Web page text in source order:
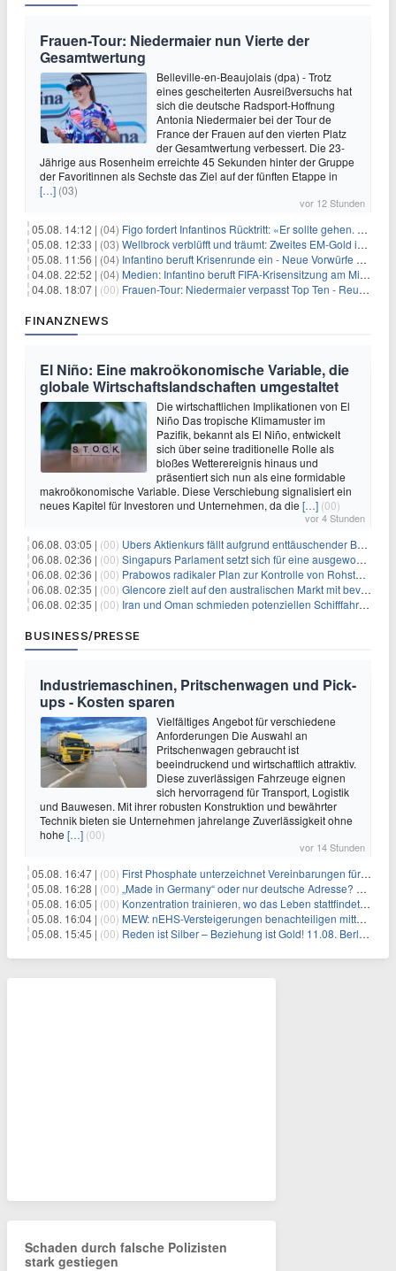
Frauen-Tour: Niedermaier nun Vierte der
Gesamtwertung
Belleville-en-Beaujolais (dpa) - Trotz
eines gescheiterten Ausreißversuchs hat
sich die deutsche Radsport-Hoffnung
Antonia Niedermaier bei der Tour de
France der Frauen auf den vierten Platz
der Gesamtwertung verbessert. Die 23-
Jährige aus Rosenheim erreichte 45 Sekunden hinter der Gruppe
der Favoritinnen als Sechste das Ziel auf der fünften Etappe in
[…] (03)
vor 12 Stunden
05.08. 14:12 | (04) Figo fordert Infantinos Rücktritt: «Er sollte gehen. Jetzt»
05.08. 12:33 | (03) Wellbrock verblüfft und träumt: Zweites EM-Gold in Paris
05.08. 11:56 | (04) Infantino beruft Krisenrunde ein - Neue Vorwürfe gegen FIFA
04.08. 22:52 | (04) Medien: Infantino beruft FIFA-Krisensitzung am Mittwoch ein
04.08. 18:07 | (00) Frauen-Tour: Niedermaier verpasst Top Ten - Reusser siegt
FINANZNEWS
El Niño: Eine makroökonomische Variable, die
globale Wirtschaftslandschaften umgestaltet
Die wirtschaftlichen Implikationen von El
Niño Das tropische Klimamuster im
Pazifik, bekannt als El Niño, entwickelt
sich über seine traditionelle Rolle als
bloßes Wetterereignis hinaus und
präsentiert sich nun als eine formidable
makroökonomische Variable. Diese Verschiebung signalisiert ein
neues Kapitel für Investoren und Unternehmen, da die […] (00)
vor 4 Stunden
06.08. 03:05 | (00) Ubers Aktienkurs fällt aufgrund enttäuschender Buchungsprognose
06.08. 02:36 | (00) Singapurs Parlament setzt sich für eine ausgewogene wirtschaftliche Zukunft ein
06.08. 02:36 | (00) Prabowos radikaler Plan zur Kontrolle von Rohstoffexporten steht vor konkurrierenden Visionen
06.08. 02:35 | (00) Glencore zielt auf den australischen Markt mit bevorstehendem Sekundärlisting
06.08. 02:35 | (00) Iran und Oman schmieden potenziellen Schifffahrtsvertrag im Hormuskanal
BUSINESS/PRESSE
Industriemaschinen, Pritschenwagen und Pick-
ups - Kosten sparen
Vielfältiges Angebot für verschiedene
Anforderungen Die Auswahl an
Pritschenwagen gebraucht ist
beeindruckend und wirtschaftlich attraktiv.
Diese zuverlässigen Fahrzeuge eignen
sich hervorragend für Transport, Logistik
und Bauwesen. Mit ihrer robusten Konstruktion und bewährter
Technik bieten sie Unternehmen jahrelange Zuverlässigkeit ohne
hohe […] (00)
vor 14 Stunden
05.08. 16:47 | (00) First Phosphate unterzeichnet Vereinbarungen für nicht zu refundierende Zuwendungen in Höhe von 4,84 Mio. $ von der kanadischen Regierung für Straßeninfrastruktur und Stromübertragungsleitungen
05.08. 16:28 | (00) „Made in Germany“ oder nur deutsche Adresse? So erkennen Sie, wo Ihre Leiterplatten wirklich gefertigt werden
05.08. 16:05 | (00) Konzentration trainieren, wo das Leben stattfindet: Mobile EEG-Technologie bringt Neurofeedback in den Alltag
05.08. 16:04 | (00) MEW: nEHS-Versteigerungen benachteiligen mittelständische Unternehmen
05.08. 15:45 | (00) Reden ist Silber – Beziehung ist Gold! 11.08. Berlin – 18:30 Uhr
Schaden durch falsche Polizisten
stark gestiegen